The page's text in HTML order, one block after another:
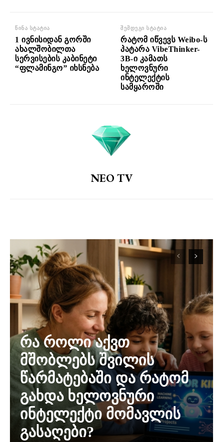
წინა სტატია
1 ივნისიდან გორში
ახალშობილთა
სერვისების კაბინეტი
“ფლამინგო” იხსნება
შემდეგი სტატია
რატომ იწვევს Weibo-ს
პატარა VibeThinker-
3B-ი კამათს
ხელოვნური
ინტელექტის
სამყაროში
NEO TV
რა როლი აქვთ
მშობლებს შვილის
წარმატებაში და რატომ
გახდა ხელოვნური
ინტელექტი მომავლის
გასაღები?